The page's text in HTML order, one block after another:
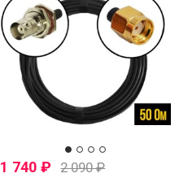
1 740₽ 2 090₽